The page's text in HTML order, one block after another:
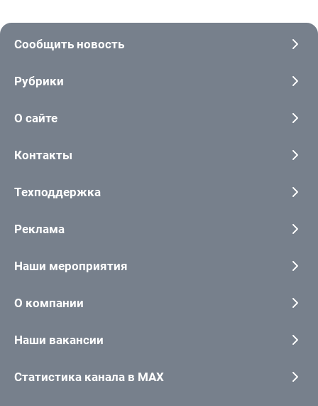
Сообщить новость
Рубрики
О сайте
Контакты
Техподдержка
Реклама
Наши мероприятия
О компании
Наши вакансии
Статистика канала в MAX